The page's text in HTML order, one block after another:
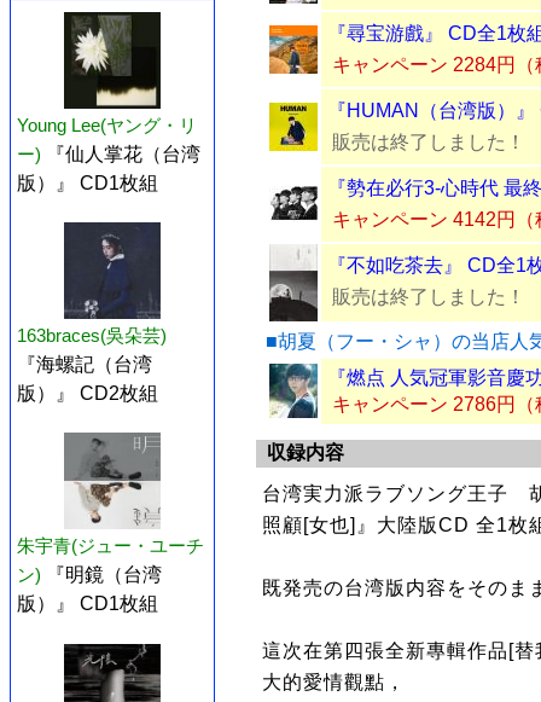
Young Lee(ヤング・リ
ー)
『仙人掌花（台湾
版）』 CD1枚組
163braces(吳朵芸)
『海螺記（台湾
版）』 CD2枚組
朱宇青(ジュー・ユーチ
ン)
『明鏡（台湾
版）』 CD1枚組
『尋宝游戲』 CD全1枚
キャンペーン 2284円（
『HUMAN（台湾版）
販売は終了しました！
『勢在必行3-心時代 最
キャンペーン 4142円（
『不如吃茶去』 CD全1
販売は終了しました！
■胡夏（フー・シャ）の当店人
『燃点 人気冠軍影音慶
キャンペーン 2786円（
収録内容
台湾実力派ラブソング王子
照顧[女也]』大陸版CD 全1枚
既発売の台湾版内容をそのま
這次在第四張全新專輯作品[
大的愛情觀點，